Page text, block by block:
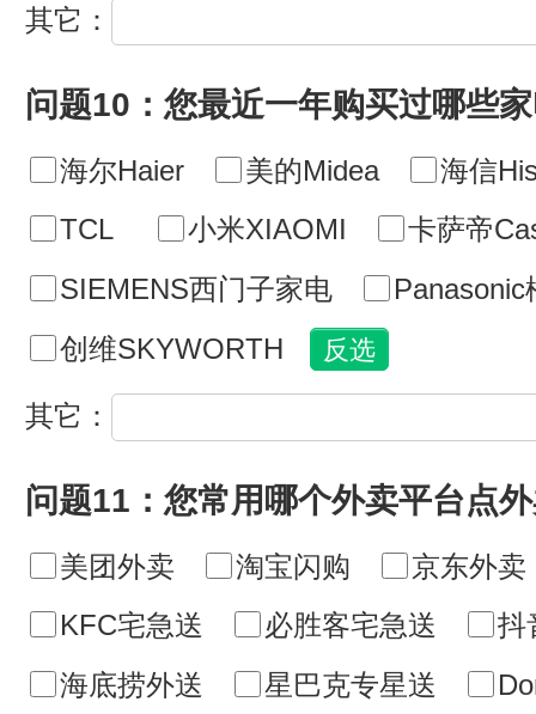
其它：
问题10：您最近一年购买过哪些
海尔Haier 美的Midea
海信
TCL
小米XIAOMI
卡萨帝
SIEMENS西门子家电
Panasonic
创维SKYWORTH
其它：
问题11：您常用哪个外卖平台点
美团外卖 淘宝闪购
京东外卖
KFC宅急送
必胜客宅急送
抖
海底捞外送
星巴克专星送